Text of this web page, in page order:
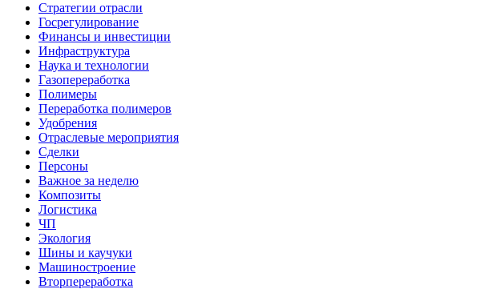
Стратегии отрасли
Госрегулирование
Финансы и инвестиции
Инфраструктура
Наука и технологии
Газопереработка
Полимеры
Переработка полимеров
Удобрения
Отраслевые мероприятия
Сделки
Персоны
Важное за неделю
Композиты
Логистика
ЧП
Экология
Шины и каучуки
Машиностроение
Вторпереработка